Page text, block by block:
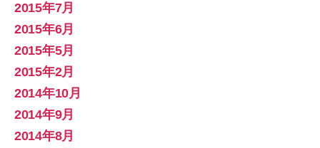
2015年7月
2015年6月
2015年5月
2015年2月
2014年10月
2014年9月
2014年8月